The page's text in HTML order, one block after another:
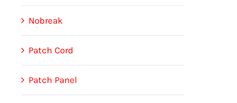
Nobreak
Patch Cord
Patch Panel